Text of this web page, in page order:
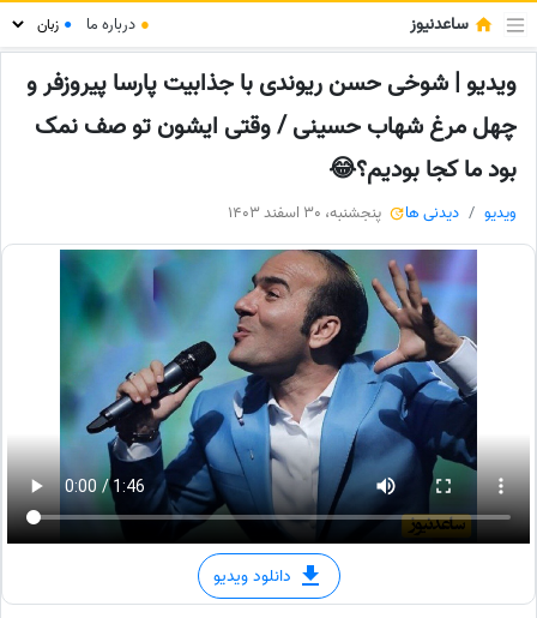
ساعدنیوز ● درباره ما ●
ویدیو | شوخی حسن ریوندی با جذابیت پارسا پیروزفر و
چهل مرغ شهاب حسینی / وقتی ایشون تو صف نمک
بود ما کجا بودیم؟😂
ویدیو دیدنی ها پنجشنبه، 30 اسفند 1403
دانلود ویدیو